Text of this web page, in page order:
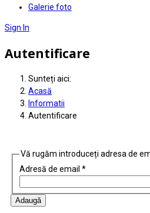
Galerie foto
Sign In
Autentificare
Sunteți aici:
Acasă
Informatii
Autentificare
Vă rugăm introduceți adresa de
Adresă de email *
Adaugă